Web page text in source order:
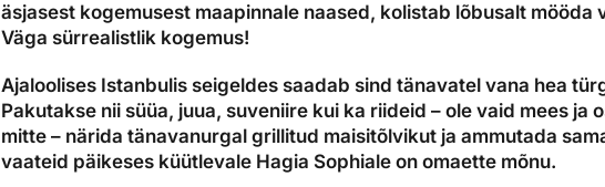
äsjasest kogemusest maapinnale naased, kolistab lõbusalt mööda
Väga sürrealistlik kogemus!
Ajaloolises Istanbulis seigeldes saadab sind tänavatel vana hea
Pakutakse nii süüa, juua, suveniire kui ka riideid – ole vaid mees ja
mitte – närida tänavanurgal grillitud maisitõlvikut ja ammutada
vaateid päikeses küütlevale Hagia Sophiale on omaette mõnu.